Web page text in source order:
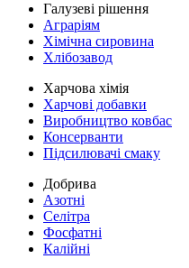
Галузеві рішення
Аграріям
Хімічна сировина
Хлібозавод
Харчова хімія
Харчові добавки
Виробництво ковбас
Консерванти
Підсилювачі смаку
Добрива
Азотні
Селітра
Фосфатні
Калійні